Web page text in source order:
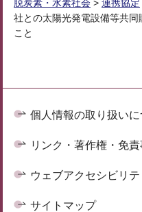
脱炭素・水素社会 > 連携協定
社との太陽光発電設備等共
こと
個人情報の取り扱いに
リンク・著作権・免
ウェブアクセシビリテ
サイトマップ